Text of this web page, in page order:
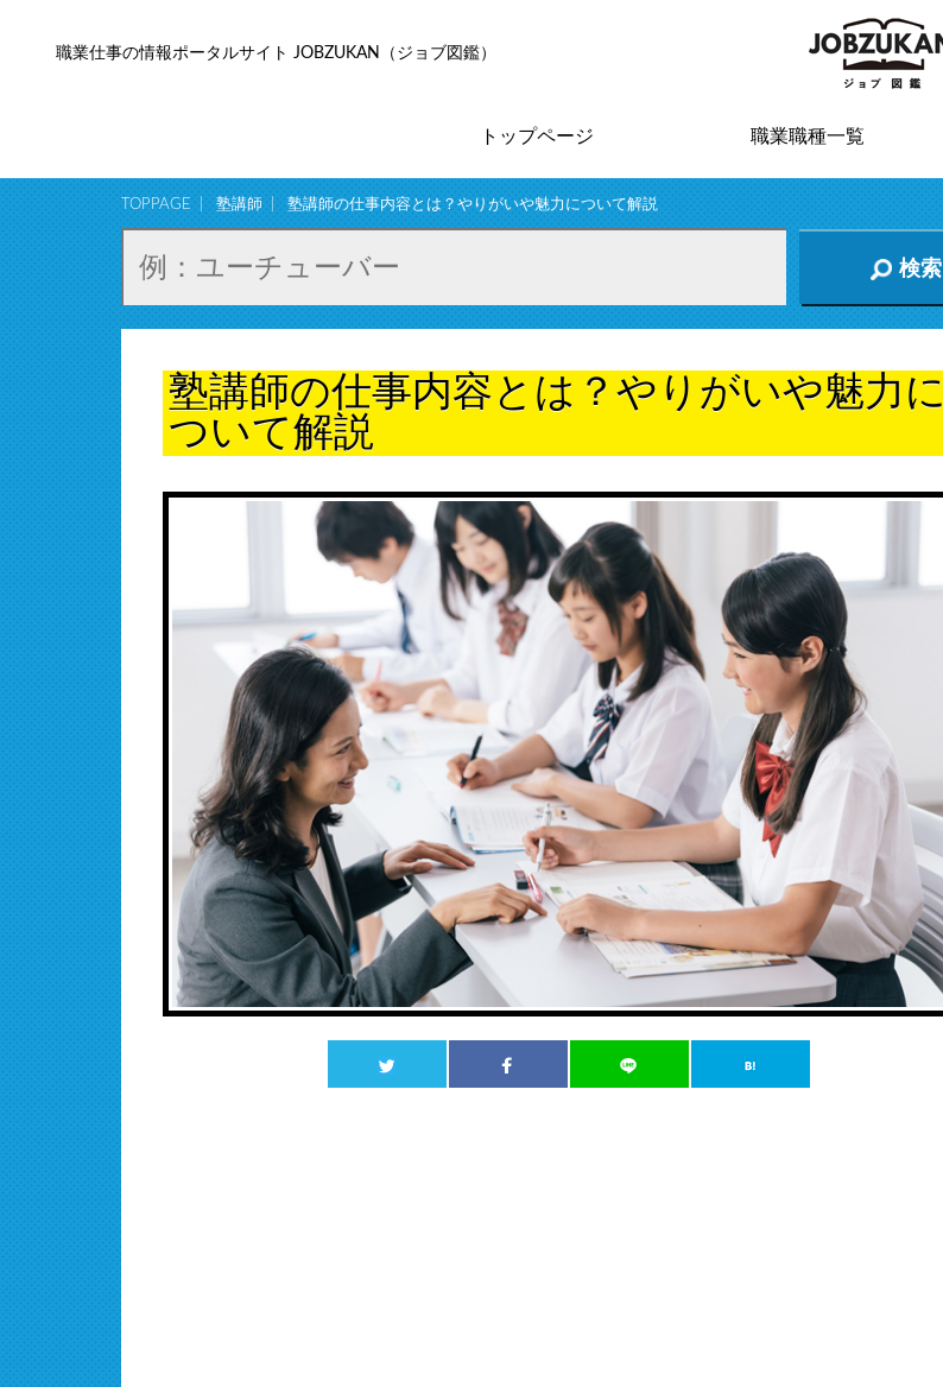
職業仕事の情報ポータルサイト JOBZUKAN（ジョブ図鑑）
トップページ 職業職種一覧
TOPPAGE 塾講師 塾講師の仕事内容とは？やりがいや魅力について解説
検索
塾講師の仕事内容とは？やりがいや魅力に
ついて解説